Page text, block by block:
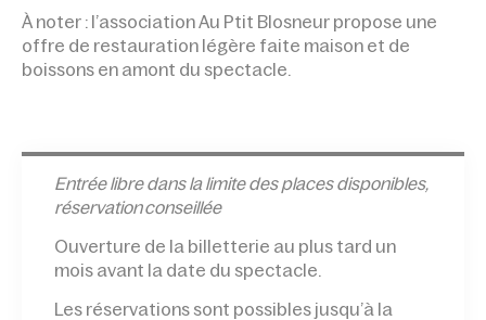
À noter : l’association Au Ptit Blosneur propose une
offre de restauration légère faite maison et de
boissons en amont du spectacle.
Entrée libre dans la limite des places disponibles,
réservation conseillée
Ouverture de la billetterie au plus tard un
mois avant la date du spectacle.
Les réservations sont possibles jusqu’à la